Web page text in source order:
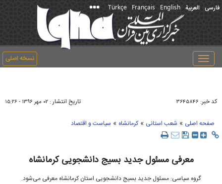
فارسی العربیة English
Français
Türkçe
نسخه اصلی
Toggle
navigation
کد خبر: ۳۶۴۵۸۴۶ تاریخ انتشار : ۰۲ مهر ۱۳۹۶ - ۱۵:۲۶
صفحه اصلی » شعب استانی »کرمانشاه » سیاست و اقتصاد
معرفی مسئول جدید بسیج دانشجویی کرمانشاه
گروه سیاسی: مسئول جدید بسیج دانشجویی استان کرمانشاه معرفی می‌شود.